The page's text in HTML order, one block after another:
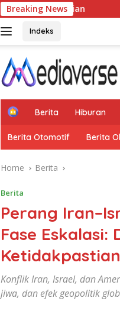
Breaking News
Agak Laen: Menyala
Indeks
H
m
e
Berita Hiburan
Berita Otomotif Berita
Home Berita
Berita
Perang
Fase Eskalasi:
Ketidakpastian
Konflik Iran, Israel, dan
jiwa, dan efek geopolitik